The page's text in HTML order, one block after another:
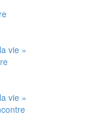
vie »
vie »